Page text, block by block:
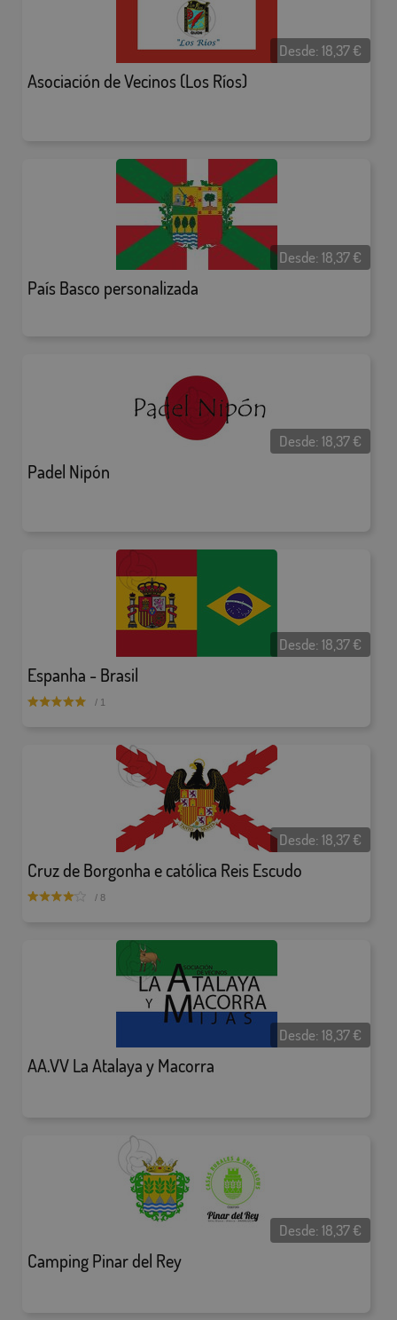
Asociación de Vecinos (Los Ríos)
Desde:18,37€
País Basco personalizada
Desde:18,37€
Padel Nipón
Desde:18,37€
Espanha - Brasil
Desde:18,37€
/ 1
Cruz de Borgonha e católica Reis Escudo
Desde:18,37€
/ 8
AA.VV La Atalaya y Macorra
Desde:18,37€
Camping Pinar del Rey
Desde:18,37€